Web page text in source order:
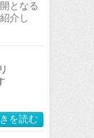
となる
介し
を読む